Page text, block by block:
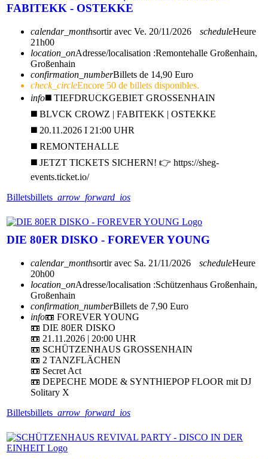
FABITEKK - OSTEKKE
calendar_monthsortir avec Ve. 20/11/2026 scheduleHeure
21h00
location_onAdresse/localisation :Remontehalle Großenhain,
Großenhain
confirmation_numberBillets de 14,90 Euro
check_circleEncore 50 de billets disponibles.
info◼️ TIEFDRUCKGEBIET GROSSENHAIN
◼️ BLVCK CROWZ | FABITEKK | OSTEKKE
◼️ 20.11.2026 I 21:00 UHR
◼️ REMONTEHALLE
◼️ JETZT TICKETS SICHERN! 👉 https://sheg-
events.ticket.io/
Billetsbillets arrow_forward_ios
DIE 80ER DISKO - FOREVER YOUNG
calendar_monthsortir avec Sa. 21/11/2026 scheduleHeure
20h00
location_onAdresse/localisation :Schützenhaus Großenhain,
Großenhain
confirmation_numberBillets de 7,90 Euro
info📼 FOREVER YOUNG
📼 DIE 80ER DISKO
📼 21.11.2026 | 20:00 UHR
📼 SCHÜTZENHAUS GROSSENHAIN
📼 2 TANZFLÄCHEN
📼 Secret Act
📼 DEPECHE MODE & SYNTHIEPOP FLOOR mit DJ
Solitary X
Billetsbillets arrow_forward_ios